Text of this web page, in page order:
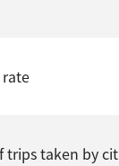
taken by